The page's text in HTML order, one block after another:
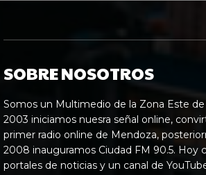
SOBRE NOSOTROS
Somos un Multimedio de la Zona Este
2003 iniciamos nuesra señal online,
primer radio online de Mendoza,
2008 inauguramos Ciudad FM 90.5. Hoy
portales de noticias y un canal de